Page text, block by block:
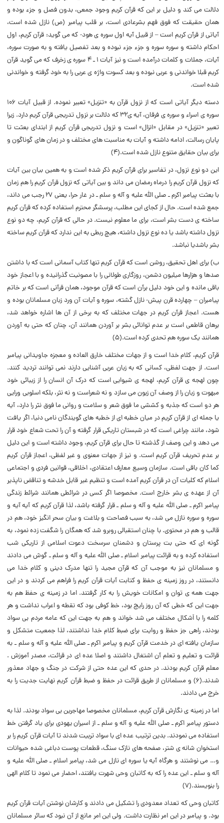
دلالت می کند و دلیل بر این که قرآن کریم وجود جمعی، بدون فصل و جزء بوده و
همان حقیقت که فوق فهم بشرعادی است، بر قلب پیامبر (ص) نازل شده است،
آیاتی از قرآن کریم است – از قبیل آیه اول سوره ی هود- که می گوید: قرآن کریم، اول
احکام داشته و سوره سوره و جزء جزء نبوده و بعد تفصیل یافته و به صورت سوره،
آیات، جملات و کلمات درآمده است و نیز آیات ۱ ـ ۴ سوره ی زخرف که می گوید قرآن
کریم قبلا خواندنی و عربی نبوده و بعد کسوت واژه ی عربی را به خود گرفته و خواندنی
شده است.
دسته دیگر آیاتی است که از نزول قرآن به «تنزیل» تعبیر نموده. از قبیل آیات ۱۰۶
سوره ی اسراء و سوره ی فرقان، آیه ی۳۲ که دلالت بر نزول تدریجی قرآن کریم دارد. زیرا
تعبیر «تنزیل» در مقابل «انزال» است و نزول تدریجی قرآن کریم از ابتدای بعثت تا
پایان رسالت، ادامه داشته و آیات به مناسبت های مختلف و در زمان های گوناگون و
برای بیان حقایق متنوع نازل شده است.(۴)
این دو نوع نزول، در تفاسیر برای قرآن کریم ذکر شده است و به همین بیان بین آیات
که نزول قرآن کریم را درماه رمضان می داند و بین آیاتی که نزول قرآن کریم را هم زمان
با بعثت پیامبر اکرم ـ صلی الله علیه و آله و سلم ـ در غار حرا، یعنی ۲۷ رجب می داند،
جمع شده است. حال از کجای این مطلب، پرسشگر محترم استفاده کرده که قرآن کریم
ساخته ی دست بشر است، برای ما معلوم نیست. در حالی که قرآن کریم، چه دو نوع
نزول داشته باشد یا ده نوع نزول داشته، هیچ ربطی به این ندارد که قرآن کریم ساخته
بشر باشدیا نباشد.
ب) برای اهل تحقیق، روشن است که قرآن کریم تنها کتاب آسمانی است که با داشتن
صدها و هزارها میلیون دشمن، روزگاری طولانی را با مصونیت گذرانیده و با اعجاز خود
باقی مانده و این خود دلیل برآن است که قرآن موجود، همان قرآنی است که بر خاتم
پیامبران – چهارده قرن پیش- نازل گشته، سوره و آیات آن ورد زبان مسلمانان بوده و
هست. اعجاز قرآن کریم در جهات مختلف که به برخی از آن ها اشاره خواهد شد،
برهان قاطعی است بر عدم توانائی بشر بر آوردن همانند آن، چنان که حتی به آوردن
همانند یک سوره هم تحدی کرده است.(۵)
قرآن کریم، کلام خدا است و از جهات مختلف خارق العاده و معجزه جاویدانی پیامبر
است. از جهت لفظی، کسانی که به زبان عربی آشنایی دارند نمی توانند تردید کنند.
چون لهجه ی قرآن کریم، لهجه ی شیوایی است که درک آن انسان را از زیبائی خود
مبهوت و زبان را از وصف آن زبون می سازد و نه شعراست و نه نثر، بلکه اسلوبی ورایی
هر دو است که جذبه و کششی ما فوق شعر و سلامت و روانی ما فوق نثر را دارد، آیه
یا جمله ای از قرآن کریم در میان خطبه ای از خطبه های گویندگان نامی دنیا، اگر یافت
شود، مانند چراغی است که در شبستان تاریکی قرار گرفته و آن را تحت شعاع خود قرار
می دهد و این وصف از گذشته تا حال برای قرآن کریم، وجود داشته است و این دلیل
بر عدم تحریف قرآن کریم است. و نیز از جهات معنوی و غیر لفظی، اعجاز قرآن کریم
کما کان باقی است. سازمان وسیع معارف اعتقادی، اخلاقی، قوانین فردی و اجتماعی
اسلام که کلیات آن در قرآن کریم آمده است و تنظیم غیر قابل خدشه و تناقض ناپذیر
آن از عهده ی بشر خارج است. مخصوصا اگر کسی در شرائطی همانند شرائط زندگی
پیامبر اکرم ـ صلی الله علیه و آله و سلم ـ قرار گرفته باشد، لذا قرآن کریم که آیه آیه و
سوره و سوره نازل می شد، به سبب فصاحت و بلاغت و بیان سحر انگیز خود، هم در
قالب و هم در محتوی. با چنان استقبالی روبرو شد که همگان را شگفت زده نمود، به
گونه ای که حتی بت پرستان و دشمنان سرسخت دعوت اسلامی از تاریکی شب
استفاده کرده و به قرائت پیامبر اسلام ـ صلی الله علیه و آله و سلم ـ گوش می دادند
و مسلمانان نیز به موجب آن که قرآن مجید را تنها مدرک دینی و کلام خدا می
دانستند، در روز زمینه ی حفظ و کتابت آیات قرآن کریم را فراهم می کردند و در این
جهت همه ی توان و امکانات خویش را به کار گرفتند. اما در زمینه ی حفظ هم به
جهت این که خطی که آن روز رایج بود، خط کوفی بود که نقطه و اعراب نداشت و هر
کلمه را با اَشکال مختلف می شد خواند و هم به جهت این که عامه مردم بی سواد
بودند، راهی جز حفظ و روایت برای ضبط کلام خدا نداشتند، لذا جمعیت متشکل و
سازمان یافته ای در خدمت قرآن کریم و پیامبر اکرم ـ صلی الله علیه و آله و سلم ـ به
قرائت و تعلیم و تعلم آن اشتغال داشتند و اصلا عده ای در قرائت، مصدر آموزش .
معلم قرآن کریم بودند. در حدی که این عده حتی از شرکت در جنگ و جهاد معذور
شدند.(۶) و مسلمانان از طریق قرائت در حفظ و ضبط قرآن کریم نهایت جدیت را به
خرج می دادند.
اما در زمینه ی نگارش قرآن کریم، مسلمانان مخصوصا مهاجرین بی سواد بودند. لذا به
دستور پیامبر اکرم ـ صلی الله علیه و آله و سلم ـ از اسیران یهودی برای یاد گرفتن خط
استفاده می نمودند. بدین ترتیب عده ای با سواد تربیت شدند تا آیات قرآن کریم را بر
استخوان شانه ی شتر، صفحه های نازک سنگ، قطعات پوست دباغی شده حیوانات
و… می نوشتند و هرگاه آیه یا سوره ای نازل می شد، پیامبر اسلام ـ صلی الله علیه و
آله و سلم ـ این عده را که به کاتبان وحی شهرت یافتند، احضار می نمود تا کلام الهی
را بنویسند.(۷)
کاتبان وحی که تعداد معدودی را تشکیل می دادند و کارشان نوشتن آیات قرآن کریم
بود. و پیامبر در این امر نظارت داشت. ولی این امر مانع از آن نبود که سائر مسلمانان